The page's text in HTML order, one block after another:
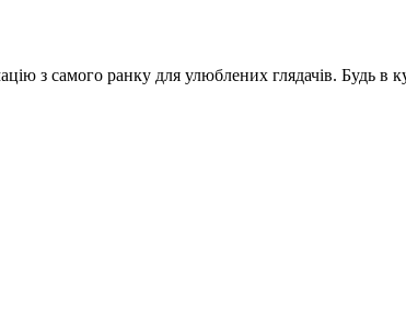
з самого ранку для улюблених глядачів. Будь в